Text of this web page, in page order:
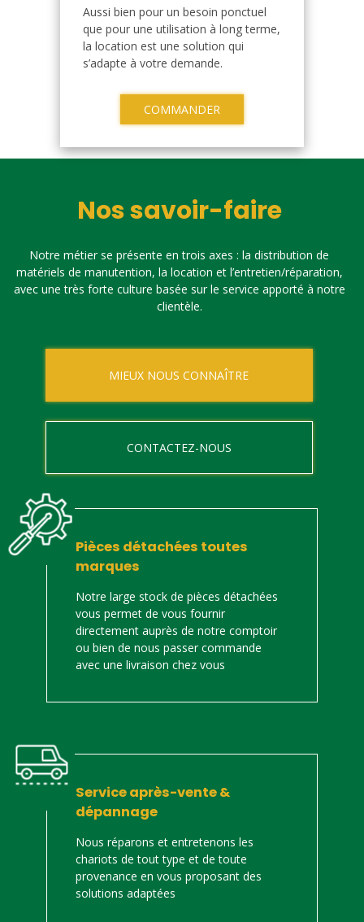
Aussi bien pour un besoin ponctuel
que pour une utilisation à long terme,
la location est une solution qui
s’adapte à votre demande.
COMMANDER
Nos savoir-faire
Notre métier se présente en trois axes : la distribution de
matériels de manutention, la location et l’entretien/réparation,
avec une très forte culture basée sur le service apporté à notre
clientèle.
MIEUX NOUS CONNAÎTRE
CONTACTEZ-NOUS
Pièces détachées toutes
marques
Notre large stock de pièces détachées
vous permet de vous fournir
directement auprès de notre comptoir
ou bien de nous passer commande
avec une livraison chez vous
Service après-vente &
dépannage
Nous réparons et entretenons les
chariots de tout type et de toute
provenance en vous proposant des
solutions adaptées